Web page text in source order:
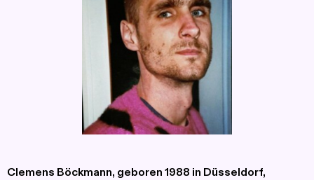
Clemens Böckmann, geboren 1988 in Düsseldorf,